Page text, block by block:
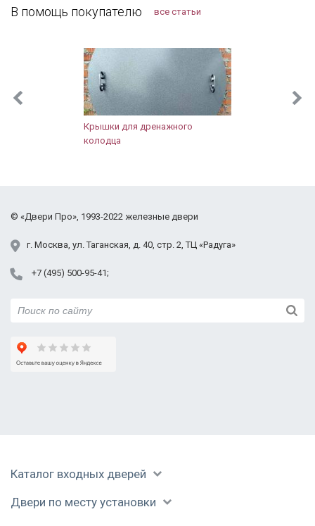
Луховицы
Наро-Фоминск
Пушкино
Реутов
Сергиев Посад
Солнечногорск
Ступино
Чехов
Щелково
буду к вам обращаться!
В помощь покупателю все статьи
Крышки для дренажного
колодца
г. Москва, ул. Таганская, д. 40, стр. 2, ТЦ «Радуга»
+7 (495) 500-95-41
© «Двери Про», 1993-2022 железные двери
Каталог входных дверей
Двери по месту установки